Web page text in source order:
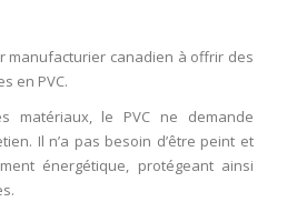
manufacturier canadien à offrir des
en PVC.
matériaux, le PVC ne demande
Il n’a pas besoin d’être peint et
énergétique, protégeant ainsi